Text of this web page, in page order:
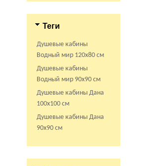
Теги
Душевые кабины
Водный мир 120х80 см
Душевые кабины
Водный мир 90х90 см
Душевые кабины Дана
100х100 см
Душевые кабины Дана
90х90 см